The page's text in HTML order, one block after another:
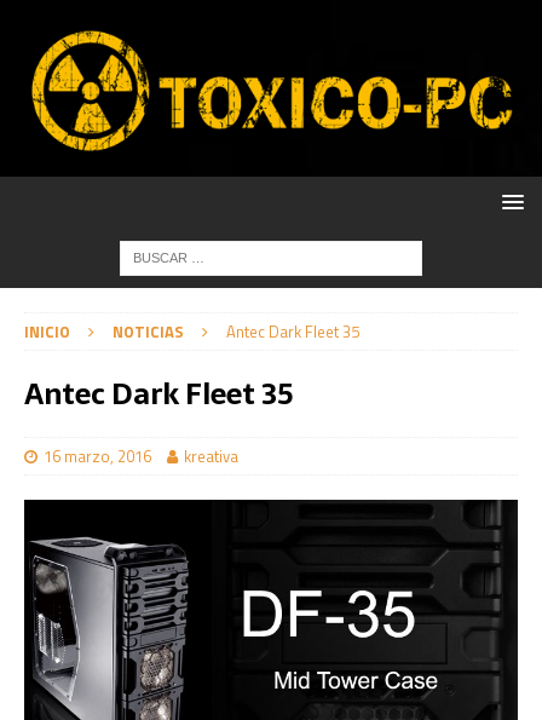
INICIO NOTICIAS Antec Dark Fleet 35
Antec Dark Fleet 35
16 marzo, 2016 kreativa